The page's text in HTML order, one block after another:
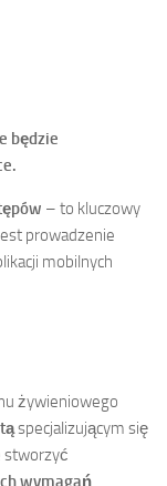
będzie
– to kluczowy
prowadzenie
mobilnych
żywieniowego
specjalizującym się
stworzyć
wymagań